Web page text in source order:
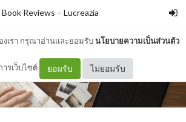
งเรา กรุณาอ่านและยอมรับนโยบายความเป็นส่วนตัว
ารเว็บไซต์ ยอมรับ ไม่ยอมรับ
Book Reviews – Lucreazia